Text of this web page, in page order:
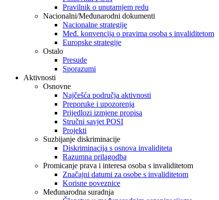
Pravilnik o unutarnjem redu
Nacionalni/Međunarodni dokumenti
Nacionalne strategije
Međ. konvencija o pravima osoba s invaliditetom
Europske strategije
Ostalo
Presude
Sporazumi
Aktivnosti
Osnovne
Najčešća područja aktivnosti
Preporuke i upozorenja
Prijedlozi izmjene propisa
Stručni savjet POSI
Projekti
Suzbijanje diskriminacije
Diskriminacija s osnova invaliditeta
Razumna prilagodba
Promicanje prava i interesa osoba s invaliditetom
Značajni datumi za osobe s invaliditetom
Korisne poveznice
Međunarodna suradnja